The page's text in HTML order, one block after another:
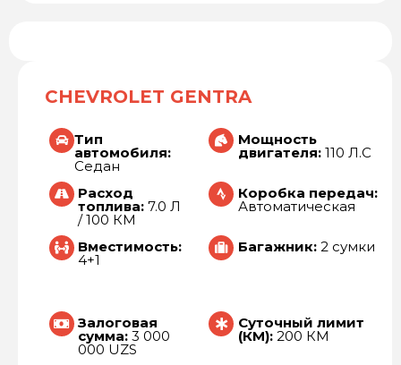
CHEVROLET GENTRA
Тип
автомобиля:
Седан
Мощность
двигателя:110 Л.С
Расход
топлива: 7.0 Л
/ 100 КМ
Коробка передач:
Автоматическая
Вместимость:
4+1
Багажник:2 сумки
Залоговая
сумма: 3 000
000 UZS
Суточный лимит
(КМ):200 КМ